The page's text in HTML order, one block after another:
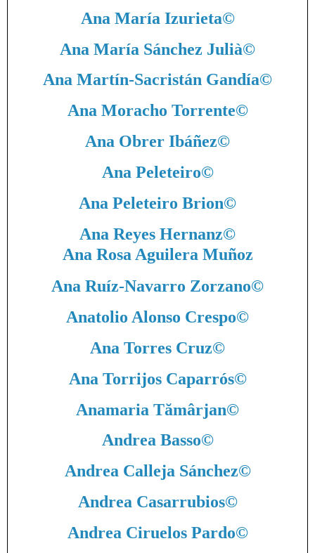
Ana María Izurieta©
Ana María Sánchez Julià©
Ana Martín-Sacristán Gandía©
Ana Moracho Torrente©
Ana Obrer Ibáñez©
Ana Peleteiro©
Ana Peleteiro Brion©
Ana Reyes Hernanz©
Ana Rosa Aguilera Muñoz
Ana Ruíz-Navarro Zorzano©
Anatolio Alonso Crespo©
Ana Torres Cruz©
Ana Torrijos Caparrós©
Anamaria Tămârjan©
Andrea Basso©
Andrea Calleja Sánchez©
Andrea Casarrubios©
Andrea Ciruelos Pardo©